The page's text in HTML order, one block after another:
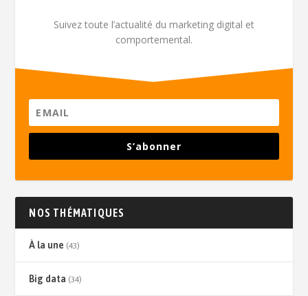
Suivez toute l’actualité du marketing digital et
comportemental.
S’abonner
NOS THÉMATIQUES
À la une (43)
Big data (34)